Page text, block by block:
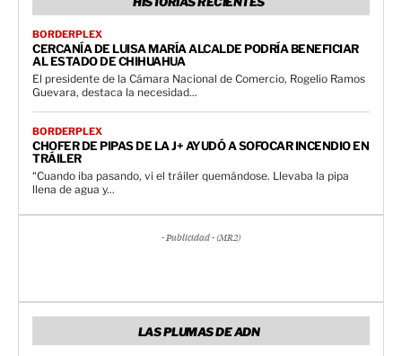
BORDERPLEX
CERCANÍA DE LUISA MARÍA ALCALDE PODRÍA BENEFICIAR
AL ESTADO DE CHIHUAHUA
El presidente de la Cámara Nacional de Comercio, Rogelio Ramos
Guevara, destaca la necesidad...
BORDERPLEX
CHOFER DE PIPAS DE LA J+ AYUDÓ A SOFOCAR INCENDIO EN
TRÁILER
“Cuando iba pasando, vi el tráiler quemándose. Llevaba la pipa
llena de agua y...
- Publicidad - (MR2)
LAS PLUMAS DE ADN